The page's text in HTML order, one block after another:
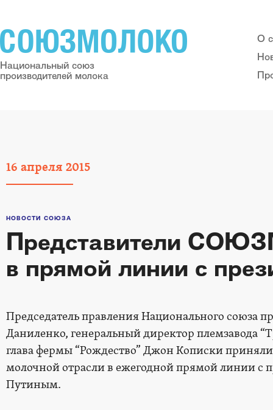
Национальный союз
производителей молока
О
16 апреля 2015
НОВОСТИ СОЮЗА
Представители
в прямой линии с
Председатель правления Национального союза
Даниленко, генеральный директор племзавода
глава фермы “Рождество” Джон Кописки
молочной отрасли в ежегодной прямой линии с
Путиным.